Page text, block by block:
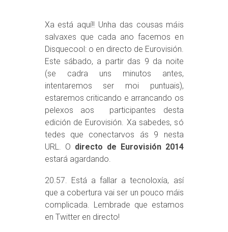
Xa está aquí!! Unha das cousas máis
salvaxes que cada ano facemos en
Disquecool: o en directo de Eurovisión.
Este sábado, a partir das 9 da noite
(se cadra uns minutos antes,
intentaremos ser moi puntuais),
estaremos criticando e arrancando os
pelexos aos participantes desta
edición de Eurovisión. Xa sabedes, só
tedes que conectarvos ás 9 nesta
URL. O directo de Eurovisión 2014
estará agardando.
20.57. Está a fallar a tecnoloxía, así
que a cobertura vai ser un pouco máis
complicada. Lembrade que estamos
en Twitter en directo!